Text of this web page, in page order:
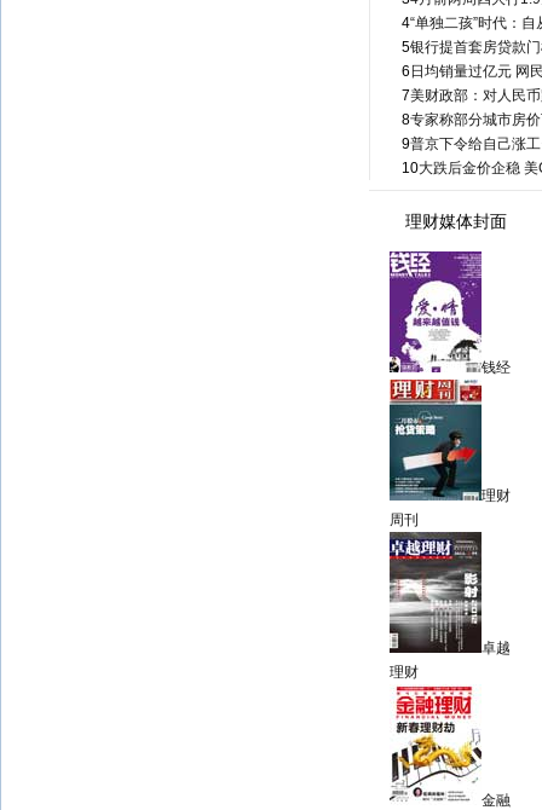
4“单独二孩”时代：
5银行提首套房贷款
6 日均销量过亿元 网
7美财政部：对人民
8专家称部分城市房
9普京下令给自己涨
10大跌后金价企稳
理财媒体封面
钱经
理财
周刊
卓越
理财
金融